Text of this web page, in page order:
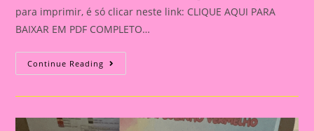
para imprimir, é só clicar neste link: CLIQUE AQUI PARA
BAIXAR EM PDF COMPLETO…
Continue Reading COROAS
PEDAGÓGICAS
CANTIGAS
ATIVIDADE